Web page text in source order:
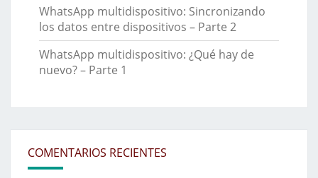
WhatsApp multidispositivo: Sincronizando
los datos entre dispositivos – Parte 2
WhatsApp multidispositivo: ¿Qué hay de
nuevo? – Parte 1
COMENTARIOS RECIENTES